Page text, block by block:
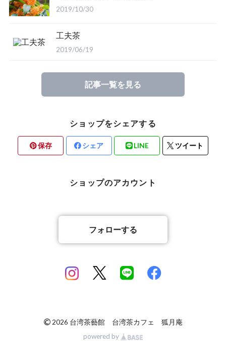
2019/10/30
工夫茶
2019/06/19
記事一覧を見る
ショップをシェアする
保存 シェア LINE ツイート
ショップのアカウント
フォローする
© 2026 台湾茶藝館 台湾茶カフェ 狐月庵
powered by